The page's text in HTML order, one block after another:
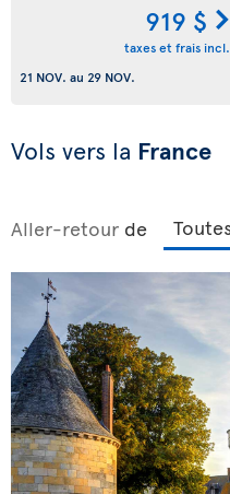
919 $
taxes et frais incl.
21 NOV. au 29 NOV.
Vols vers la France
Aller-retour de